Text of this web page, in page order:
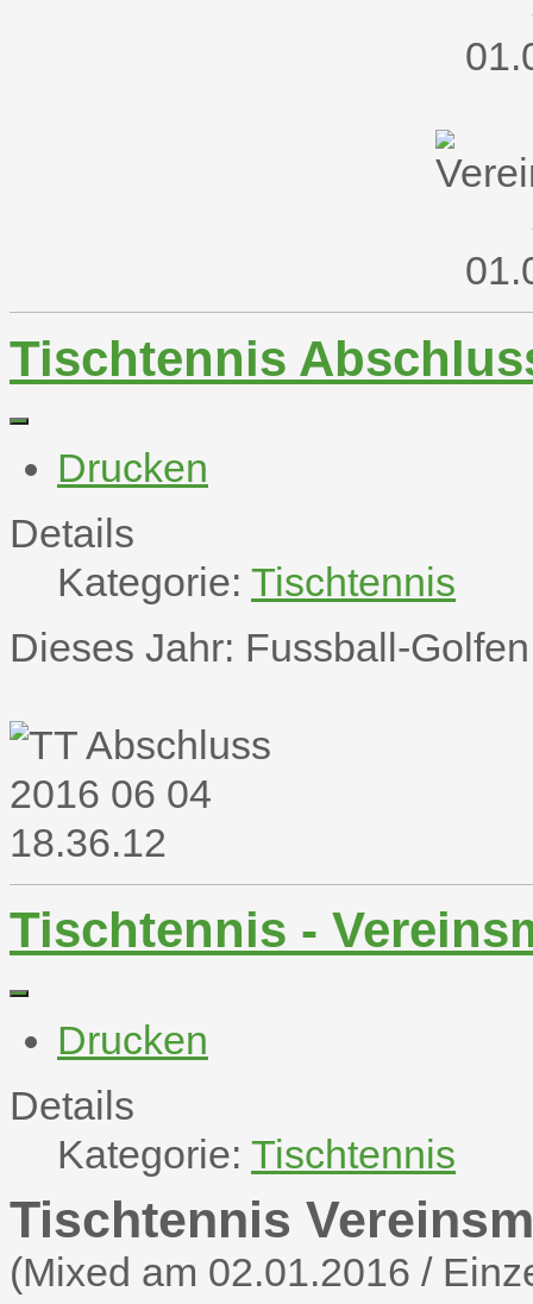
Tischtennis
Drucken
Details
Kategorie: Tischtennis
Dieses Jahr: Fussball-
Tischtennis -
Drucken
Details
Kategorie: Tischtennis
Tischtennis
(Mixed am 02.01.2016 /